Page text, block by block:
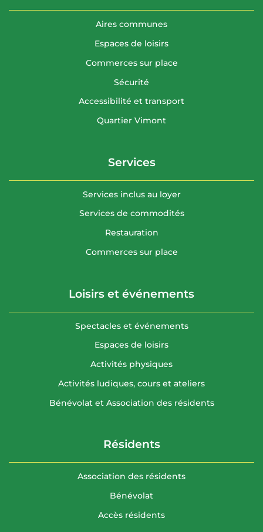
Aires communes
Espaces de loisirs
Commerces sur place
Sécurité
Accessibilité et transport
Quartier Vimont
Services
Services inclus au loyer
Services de commodités
Restauration
Commerces sur place
Loisirs et événements
Spectacles et événements
Espaces de loisirs
Activités physiques
Activités ludiques, cours et ateliers
Bénévolat et Association des résidents
Résidents
Association des résidents
Bénévolat
Accès résidents